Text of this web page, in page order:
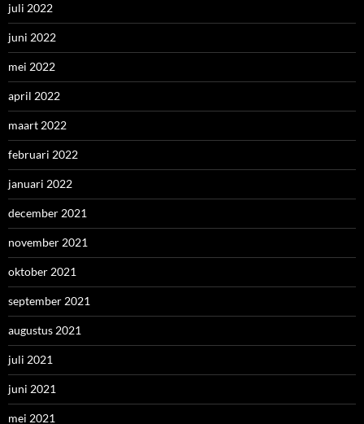
juli 2022
juni 2022
mei 2022
april 2022
maart 2022
februari 2022
januari 2022
december 2021
november 2021
oktober 2021
september 2021
augustus 2021
juli 2021
juni 2021
mei 2021